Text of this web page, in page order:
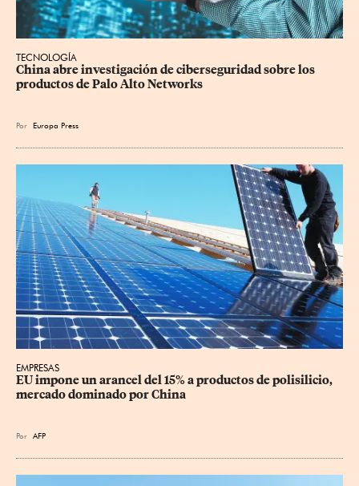
TECNOLOGÍA
China abre investigación de ciberseguridad sobre los
productos de Palo Alto Networks
Por Europa Press
EMPRESAS
EU impone un arancel del 15% a productos de polisilicio,
mercado dominado por China
Por AFP